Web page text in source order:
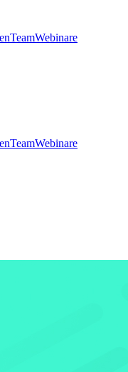
TeamWebinare
TeamWebinare